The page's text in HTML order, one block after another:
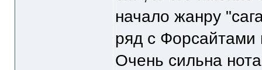
начало жанру
ряд с
Очень сильна